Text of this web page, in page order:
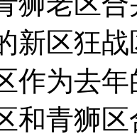
新区狂
作为去
和青狮